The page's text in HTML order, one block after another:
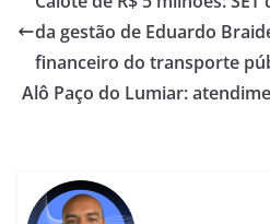
da gestão de Eduardo
financeiro do transporte
Alô Paço do Lumiar: